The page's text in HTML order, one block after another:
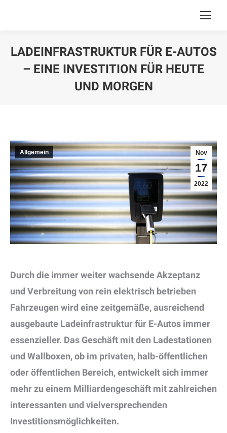
LADEINFRASTRUKTUR FÜR E-AUTOS
– EINE INVESTITION FÜR HEUTE
UND MORGEN
Nov
17
2022
Allgemein
Durch die immer weiter wachsende Akzeptanz
und Verbreitung von rein elektrisch betrieben
Fahrzeugen wird eine zeitgemäße, ausreichend
ausgebaute Ladeinfrastruktur für E-Autos immer
essenzieller. Das Geschäft mit den Ladestationen
und Wallboxen, ob im privaten, halb-öffentlichen
oder öffentlichen Bereich, entwickelt sich immer
mehr zu einem Milliardengeschäft mit zahlreichen
interessanten und vielversprechenden
Investitionsmöglichkeiten.